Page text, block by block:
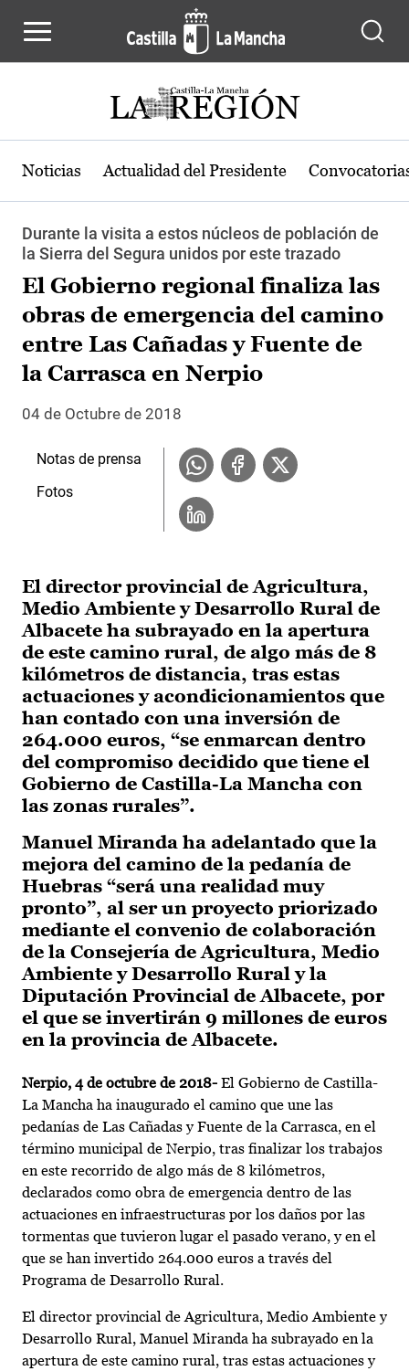
Noticias Actualidad del Presidente
Durante la visita a estos núcleos de población de
la Sierra del Segura unidos por este trazado
El Gobierno regional finaliza las
obras de emergencia del camino
entre Las Cañadas y Fuente de
la Carrasca en Nerpio
04 de Octubre de 2018
El director provincial de Agricultura,
Medio Ambiente y Desarrollo Rural de
Albacete ha subrayado en la apertura
de este camino rural, de algo más de 8
kilómetros de distancia, tras estas
actuaciones y acondicionamientos que
han contado con una inversión de
264.000 euros, “se enmarcan dentro
del compromiso decidido que tiene el
Gobierno de Castilla-La Mancha con
las zonas rurales”.
Manuel Miranda ha adelantado que la
mejora del camino de la pedanía de
Huebras “será una realidad muy
pronto”, al ser un proyecto priorizado
mediante el convenio de colaboración
de la Consejería de Agricultura, Medio
Ambiente y Desarrollo Rural y la
Diputación Provincial de Albacete, por
el que se invertirán 9 millones de euros
en la provincia de Albacete.
Nerpio, 4 de octubre de 2018- El Gobierno de Castilla-
La Mancha ha inaugurado el camino que une las
pedanías de Las Cañadas y Fuente de la Carrasca, en el
término municipal de Nerpio, tras finalizar los trabajos
en este recorrido de algo más de 8 kilómetros,
declarados como obra de emergencia dentro de las
actuaciones en infraestructuras por los daños por las
tormentas que tuvieron lugar el pasado verano, y en el
que se han invertido 264.000 euros a través del
Programa de Desarrollo Rural.
El director provincial de Agricultura, Medio Ambiente y
Desarrollo Rural, Manuel Miranda ha subrayado en la
apertura de este camino rural, tras estas actuaciones y
Notas de prensa
Fotos